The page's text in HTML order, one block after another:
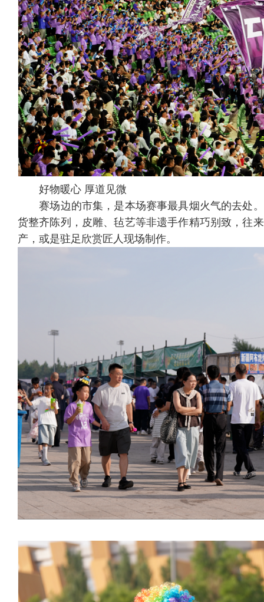
好物暖心 厚道见微
赛场边的市集，是本场赛事最具烟火气的去处。
货整齐陈列，皮雕、毡艺等非遗手作精巧别致，往
产，或是驻足欣赏匠人现场制作。